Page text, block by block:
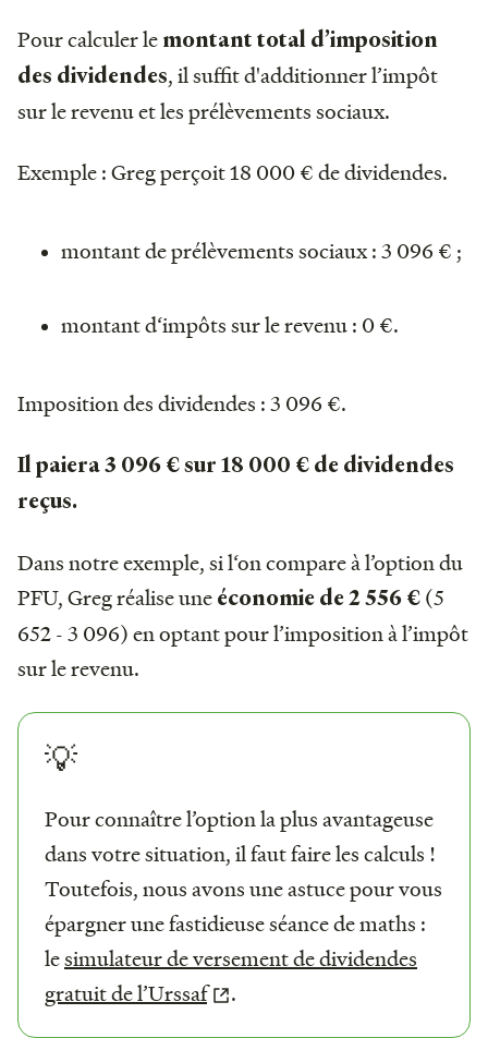
Pour calculer le montant total d’imposition
des dividendes, il suffit d'additionner l’impôt
sur le revenu et les prélèvements sociaux.
Exemple : Greg perçoit 18 000 € de dividendes.
montant de prélèvements sociaux : 3 096 € ;
montant d‘impôts sur le revenu : 0 €.
Imposition des dividendes : 3 096 €.
Il paiera 3 096 € sur 18 000 € de dividendes
reçus.
Dans notre exemple, si l‘on compare à l’option du
PFU, Greg réalise une économie de 2 556 € (5
652 - 3 096) en optant pour l’imposition à l’impôt
sur le revenu.
💡
Pour connaître l’option la plus avantageuse
dans votre situation, il faut faire les calculs !
Toutefois, nous avons une astuce pour vous
épargner une fastidieuse séance de maths :
lesimulateur de versement de dividendes
gratuit de l’Urssaf
.